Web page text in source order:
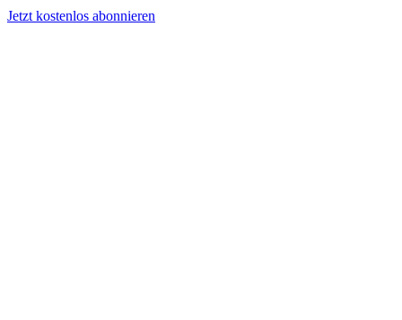
Jetzt kostenlos abonnieren